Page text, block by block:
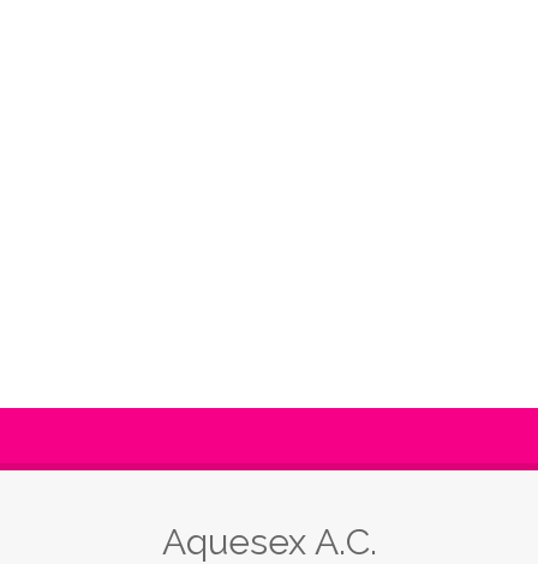
Aquesex A.C.